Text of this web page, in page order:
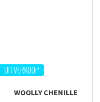
UITVERKOOP
WOOLLY CHENILLE